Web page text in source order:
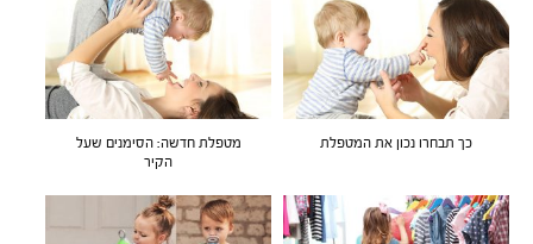
כך תבחרו נכון את המטפלת
מטפלת חדשה: הסימנים שעל
הקיר